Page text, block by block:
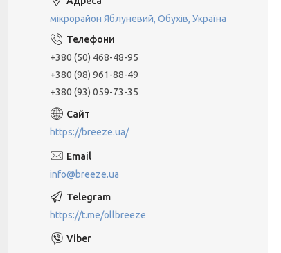
мікрорайон Яблуневий, Обухів, Україна
+380 (50) 468-48-95
+380 (98) 961-88-49
+380 (93) 059-73-35
https://breeze.ua/
info@breeze.ua
https://t.me/ollbreeze